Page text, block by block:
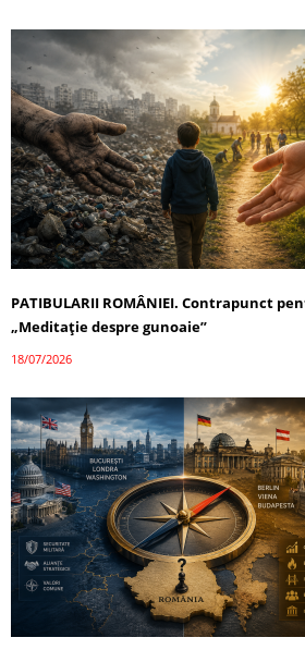
PATIBULARII ROMÂNIEI. Contrapunct
„Meditație despre gunoaie”
18/07/2026